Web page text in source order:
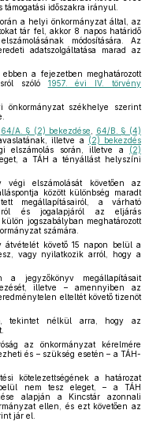
időszakra irányul.
a helyi önkormányzat által, az
tár fel, akkor 8 napos határidő
módosítására. Az
adatszolgáltatása marad az
a fejezetben meghatározott
szóló 1957. évi IV. törvény
székhelye szerint
64/A. § (2) bekezdése
64/B. § (4)
illetve a (2) bekezdés
elszámolás során, illetve a (2)
a TÁH a tényállást helyszíni
elszámolását követően az
között különbség maradt
megállapításairól, a várható
és jogalapjáról az eljárás
jogszabályban meghatározott
számára.
követő 15 napon belül a
vagy nyilatkozik arról, hogy a
jegyzőkönyv megállapításait
illetve – amennyiben az
elteltét követő tizenöt
tekintet nélkül arra, hogy az
az önkormányzat kérelmére
és – szükség esetén – a TÁH-
kötelezettségének a határozat
nem tesz eleget, – a TÁH
alapján a Kincstár azonnali
ellen, és ezt követően az
jár el.